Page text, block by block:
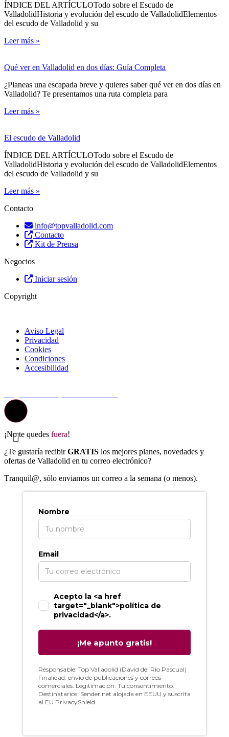
ÍNDICE DEL ARTÍCULOTodo sobre el Escudo de
ValladolidHistoria y evolución del escudo de ValladolidElementos
del escudo de Valladolid y su
Leer más »
Qué ver en Valladolid en dos días: Guía Completa
¿Planeas una escapada breve y quieres saber qué ver en dos días en
Valladolid? Te presentamos una ruta completa para
Leer más »
El escudo de Valladolid
ÍNDICE DEL ARTÍCULOTodo sobre el Escudo de
ValladolidHistoria y evolución del escudo de ValladolidElementos
del escudo de Valladolid y su
Leer más »
Contacto
info@topvalladolid.com
Contacto
Kit de Prensa
Negocios
Iniciar sesión
Copyright
Aviso Legal
Privacidad
Cookies
Condiciones
Accesibilidad
¡No te quedes fuera!
¿Te gustaría recibirGRATIS los mejores planes, novedades y
ofertas de Valladolid en tu correo electrónico?
Tranquil@, sólo enviamos un correo a la semana (o menos).